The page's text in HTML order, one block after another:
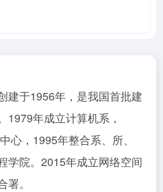
建于1956年，是我国首批建
1979年成立计算机系，
心，1995年整合系、所、
学院。2015年成立网络空间
。